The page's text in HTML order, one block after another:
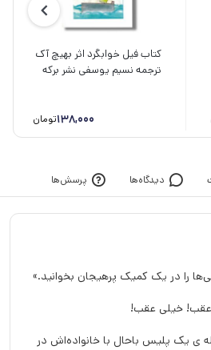
کتاب فیل خوابگرد اثر بهیچ آک
ترجمه نسیم یوسفی نشر برکه
138,000تومان
دیدگاه‌ها پرسش‌ها
را در یک کمیک پرهیجان بخوانید.»
عقب! خیلی عقب!
ی یک پلیس باحال با خانواده‌اش در